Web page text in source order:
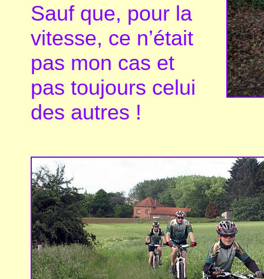
Sauf que, pour la
vitesse, ce n’était
pas mon cas et
pas toujours celui
des autres !